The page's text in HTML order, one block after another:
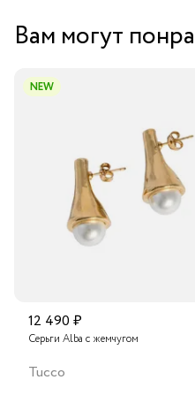
Вам могут
NEW
12 490 ₽
Серьги Alba с жемчугом
Tucco